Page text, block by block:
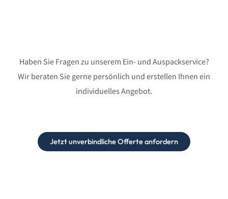
Haben Sie Fragen zu unserem Ein- und Auspackservice?
Wir beraten Sie gerne persönlich und erstellen Ihnen ein
individuelles Angebot.
Jetzt unverbindliche Offerte anfordern